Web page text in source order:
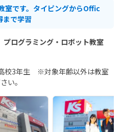
室です。タイピングからOffic
まで学習
プログラミング・ロボット教室
校3年生 ※対象年齢以外は教室
い。